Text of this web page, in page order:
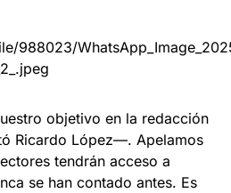
objetivo en la redacción
Ricardo López—. Apelamos
tendrán acceso a
se han contado antes. Es